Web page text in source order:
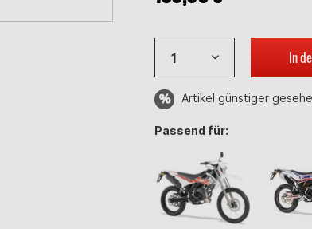
In
Artikel günstiger
Passend für: